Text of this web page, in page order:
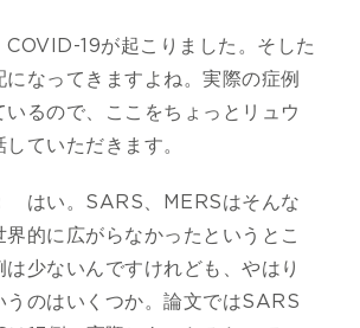
COVID-19が起こりました。そした
になってきますよね。実際の症例
いるので、ここをちょっとリュウ
ていただきます。
はい。SARS、MERSはそんな
界的に広がらなかったというとこ
は少ないんですけれども、やはり
うのはいくつか。論文ではSARS